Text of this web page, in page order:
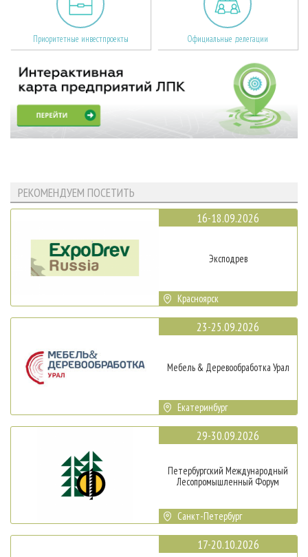
Приоритетные инвестпроекты Официальные делегации
РЕКОМЕНДУЕМ ПОСЕТИТЬ
16-18.09.2026
Эксподрев
Красноярск
23-25.09.2026
Мебель & Деревообработка Урал
Екатеринбург
29-30.09.2026
Петербургский Международный
Лесопромышленный Форум
Санкт-Петербург
17-20.10.2026